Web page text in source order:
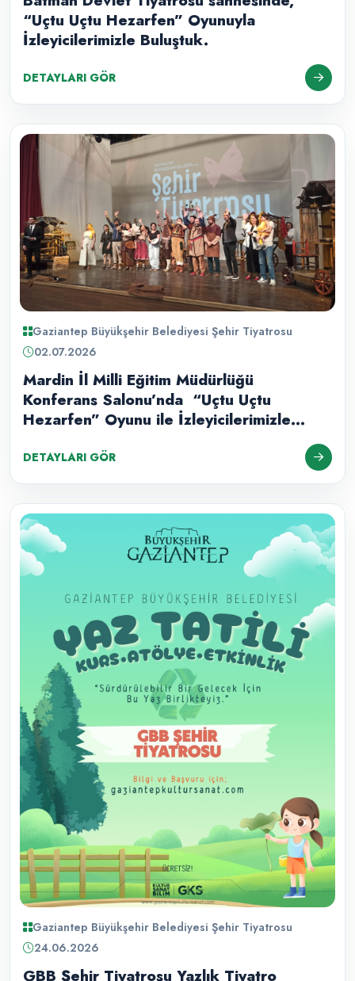
“Uçtu Uçtu Hezarfen” Oyunuyla
İzleyicilerimizle Buluştuk.
DETAYLARI GÖR
Gaziantep Büyükşehir Belediyesi Şehir Tiyatrosu
02.07.2026
Mardin İl Milli Eğitim Müdürlüğü
Konferans Salonu’nda “Uçtu Uçtu
Hezarfen” Oyunu ile İzleyicilerimizle
DETAYLARI GÖR
Gaziantep Büyükşehir Belediyesi Şehir Tiyatrosu
24.06.2026
GBB Şehir Tiyatrosu Yazlık Tiyatro